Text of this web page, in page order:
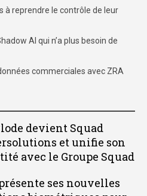
à reprendre le contrôle de leur
AI qui n’a plus besoin de
commerciales avec ZRA
devient Squad
et unifie son
avec le Groupe Squad
ses nouvelles